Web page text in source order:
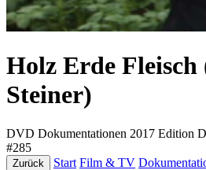
Holz Erde Fleisch
Steiner)
DVD Dokumentationen 2017 Edition
#285
Zurück Start Film & TV